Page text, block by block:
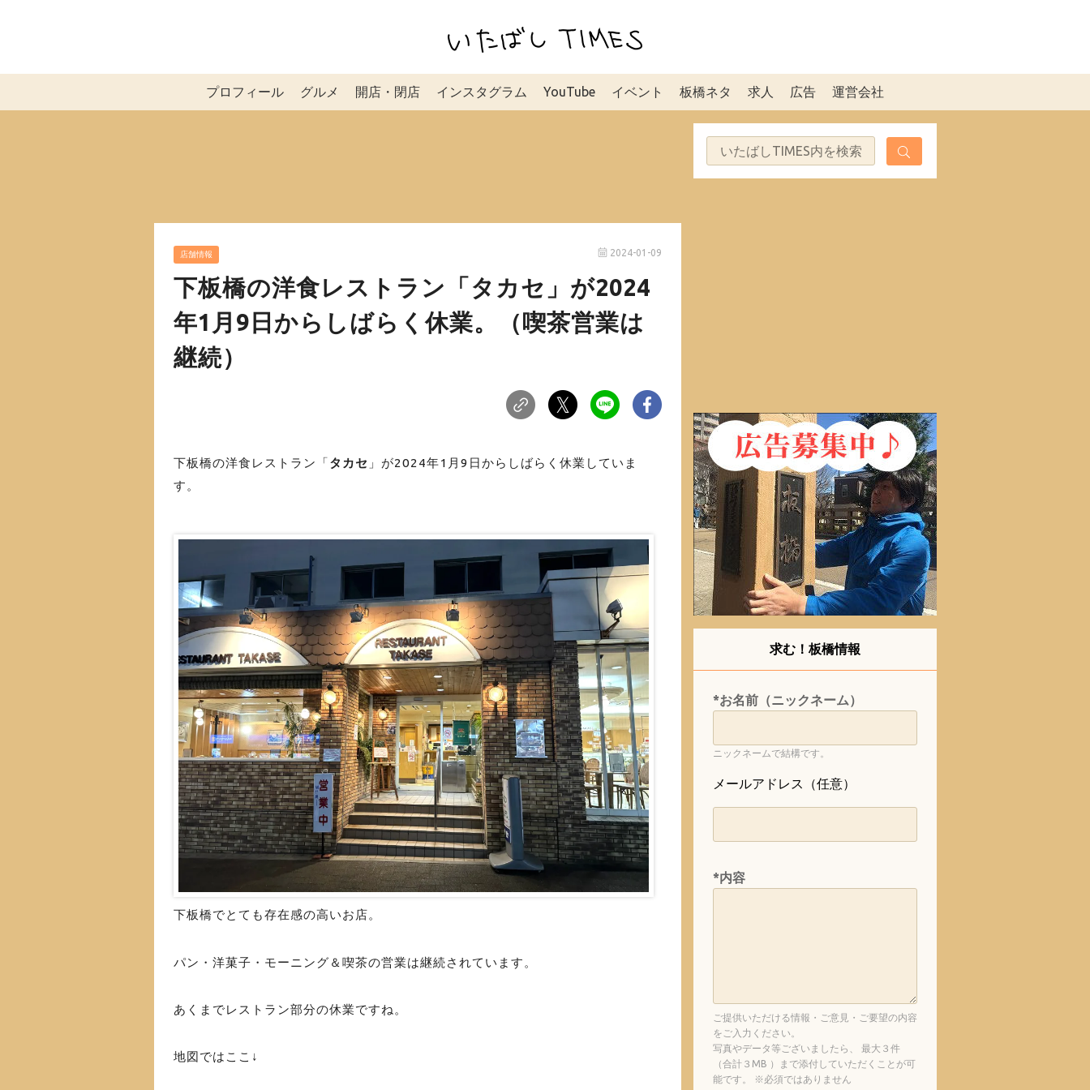
プロフィール グルメ 開店・閉店 インスタグラム YouTube イベント 板橋ネタ 求人 広告 運営会社
店舗情報 2024-01-09
下板橋の洋食レストラン「タカセ」が2024
年1月9日からしばらく休業。（喫茶営業は
継続）
下板橋の洋食レストラン「タカセ 」が2024年1月9日からしばらく休業していま
す。
下板橋でとても存在感の高いお店。
パン・洋菓子・モーニング＆喫茶の営業は継続されています。
あくまでレストラン部分の休業ですね。
地図ではここ↓
求む！板橋情報
*お名前（ニックネーム）
ニックネームで結構です。
メールアドレス（任意）
*内容
ご提供いただける情報・ご意見・ご要望の内容
をご入力ください。
写真やデータ等ございましたら、 最大３件
（合計３MB ）まで添付していただくことが可
能です。 ※必須ではありません